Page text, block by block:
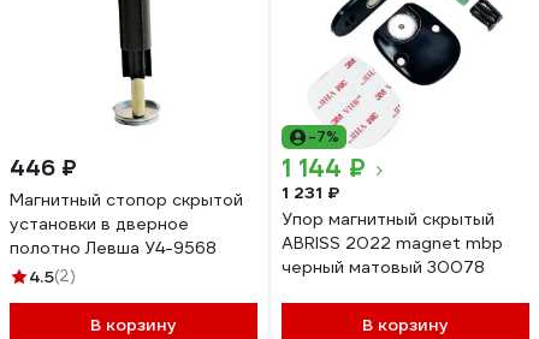
446 ₽
Магнитный стопор скрытой
установки в дверное
полотно Левша У4-9568
4.5(2)
В корзину
-7%
1 144 ₽
1 231 ₽
Упор магнитный скрытый
ABRISS 2022 magnet mbp
черный матовый 30078
В корзину